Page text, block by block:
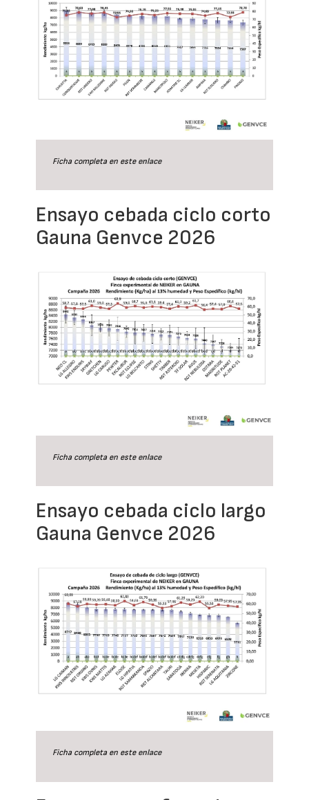
Ficha completa en este enlace
Ensayo cebada ciclo corto
Gauna Genvce 2026
Ficha completa en este enlace
Ensayo cebada ciclo largo
Gauna Genvce 2026
Ficha completa en este enlace